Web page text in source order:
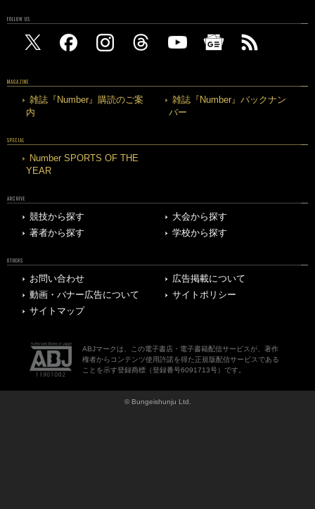
FOLLOW US
MAGAZINE
雑誌『Number』購読のご案
内
雑誌『Number』バックナン
バー
SPECIAL
Number SPORTS OF THE
YEAR
ARCHIVE
競技から探す
大会から探す
著者から探す
学校から探す
OTHERS
お問い合わせ
広告掲載について
動画・バナー広告について
サイトポリシー
サイトマップ
ABJマークは、この電子書店・電子書籍配信サービスが、著作
権者からコンテンツ使用許諾を得た正規版配信サービスである
ことを示す登録商標（登録番号6091713号）です。
© Bungeishunju Ltd.